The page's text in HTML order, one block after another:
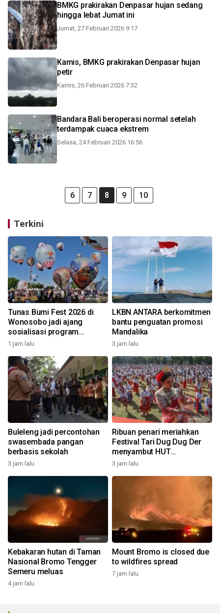
BMKG prakirakan Denpasar hujan sedang
hingga lebat Jumat ini
Jumat, 27 Februari 2026 9:17
Kamis, BMKG prakirakan Denpasar hujan
petir
Kamis, 26 Februari 2026 7:32
Bandara Bali beroperasi normal setelah
terdampak cuaca ekstrem
Selasa, 24 Februari 2026 16:56
6 7 8 9 10
Terkini
Tunas Bumi Fest 2026 di
Wonosobo jadi ajang
sosialisasi program
pemerintah lewat balon
1 jam lalu
LKBN ANTARA berkomitmen
bantu penguatan promosi
Mandalika
3 jam lalu
Buleleng jadi percontohan
swasembada pangan
berbasis sekolah
3 jam lalu
Ribuan penari meriahkan
Festival Tari Dug Dug Der
menyambut HUT
Kemerdekaan
3 jam lalu
Kebakaran hutan di Taman
Nasional Bromo Tengger
Semeru meluas
4 jam lalu
Mount Bromo is closed due
to wildfires spread
7 jam lalu